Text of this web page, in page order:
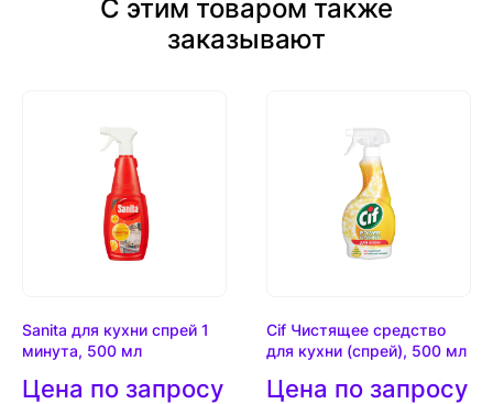
С этим товаром также
заказывают
Sanita для кухни спрей 1
минута, 500 мл
Цена по запросу
Cif Чистящее средство
для кухни (спрей), 500 мл
Цена по запросу